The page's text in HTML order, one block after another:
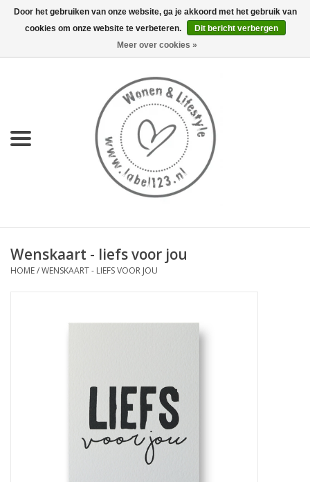
0 Artikelen - €0,00
KEUKEN
LIFESTYLE
Wenskaart - liefs voor jou
HOME/WENSKAART - LIEFS VOOR JOU
Door het gebruiken van onze website, ga je akkoord met het gebruik van
cookies om onze website te verbeteren.
Dit bericht verbergen
Meer over cookies »